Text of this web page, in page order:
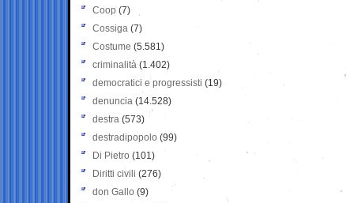
Coop (7)
Cossiga (7)
Costume (5.581)
criminalità (1.402)
democratici e progressisti (19)
denuncia (14.528)
destra (573)
destradipopolo (99)
Di Pietro (101)
Diritti civili (276)
don Gallo (9)